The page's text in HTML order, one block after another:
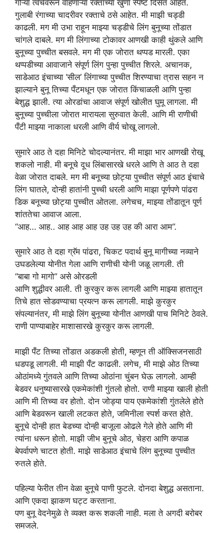
गोऱ्या त्वचेवरून वाहणाऱ्या रक्ताच्या खुणा स्पष्ट दिसत आहेत.
गुलाबी रंगाच्या चादरीवर रक्ताचे ठसे आहेत. मी माझी चड्डी
काढली. मग मी उभा राहून माझ्या चड्डीचे लिंग बुनूच्या तोंडात
चांगले दाबले. मग मी लिंगाच्या टोकावर आणखी काही थुंकले आणि
बुनूच्या पुच्चीत बसवले. मग मी एक जोरात थप्पड मारली. एका
थप्पडीच्या आवाजाने संपूर्ण लिंग पुन्हा पुच्चीत शिरले. अचानक,
साडेआठ इंचाच्या ‘सील’ लिंगाच्या पुच्चीत शिरण्याचा त्रास सहन न
झाल्याने बुनू तिच्या पँटमधून एक जोरात किंचाळली आणि पुन्हा
बेशुद्ध झाली. त्या ओरडांचा आवाज संपूर्ण खोलीत घुमू लागला. मी
बुनूच्या पुच्चीला जोरात मारायला सुरुवात केली. आणि मी राणीची
पँटी माझ्या नाकाला धरली आणि वीर्य चोखू लागलो.
सुमारे आठ ते दहा मिनिटे चोदल्यानंतर. मी माझा भार आणखी रोखू
शकलो नाही. मी बनूचे दूध लिंबासारखे धरले आणि ते आठ ते दहा
वेळा जोरात दाबले. मग मी बनूच्या छोट्या पुच्चीत संपूर्ण आठ इंचाचे
लिंग घातले, दोन्ही हातांनी पुच्ची धरली आणि माझा पूर्णपणे पांढरा
डिक बनूच्या छोट्या पुच्चीत ओतला. लगेचच, माझ्या तोंडातून पूर्ण
शांततेचा आवाज आला.
“आह… आह.. आह आह आह उह उह उह की आरा आम”.
सुमारे आठ ते दहा ग्रॅम पांढरा, चिकट पदार्थ बुनू मागीच्या नव्याने
उघडलेल्या योनीत गेला आणि राणीची योनी जळू लागली. ती
“बाबा गो मागो” असे ओरडली
आणि शुद्धीवर आली. ती कुरकुर करू लागली आणि माझ्या हातातून
तिचे हात सोडवण्याचा प्रयत्न करू लागली. माझे कुरकुर
संपल्यानंतर, मी माझे लिंग बुनूच्या योनीत आणखी पाच मिनिटे ठेवले.
राणी पाण्याबाहेर माशासारखे कुरकुर करू लागली.
माझी पँट तिच्या तोंडात अडकली होती, म्हणून ती ऑक्सिजनसाठी
धडपडू लागली. मी माझी पँट काढली. लगेच, मी माझे ओठ तिच्या
ओठांमध्ये गुंतवले आणि तिच्या ओठांना चुंबन घेऊ लागलो. आम्ही
बेडवर धनुष्यासारखे एकमेकांशी गुंतलो होतो. राणी माझ्या खाली होती
आणि मी तिच्या वर होतो. दोन जोड्या पाय एकमेकांशी गुंतलेले होते
आणि बेडवरून खाली लटकत होते, जमिनीला स्पर्श करत होते.
बुनूचे दोन्ही हात बेडच्या दोन्ही बाजूला ओढले गेले होते आणि मी
त्यांना धरून होतो. माझी जीभ बुनूचे ओठ, चेहरा आणि कपाळ
बेपर्वापणे चाटत होती. माझे साडेआठ इंचाचे लिंग बुनूच्या पुच्चीत
रुतले होते.
पहिल्या फेरीत तीन वेळा बुनूचे पाणी फुटले. दोनदा बेशुद्ध असताना.
आणि एकदा झाकण घट्ट करताना.
पण बुनू वेदनेमुळे ते व्यक्त करू शकली नाही. मला ते अगदी बरोबर
समजले.